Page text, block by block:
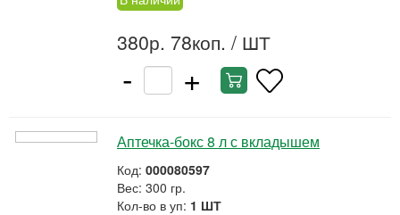
380р. 78коп. / ШТ
- +
Аптечка-бокс 8 л с вкладышем
Код: 000080597
Вес: 300 гр.
Кол-во в уп: 1 ШТ